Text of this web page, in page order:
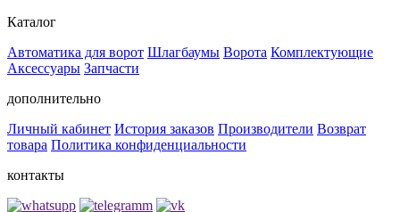
Каталог
Автоматика для ворот Шлагбаумы Ворота Комплектующие
Аксессуары Запчасти
дополнительно
Личный кабинет История заказов Производители Возврат
товара Политика конфиденциальности
контакты